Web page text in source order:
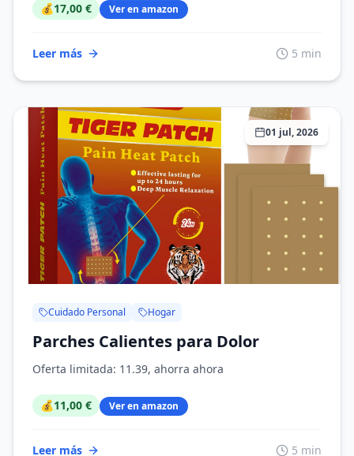
💰17,00 € Ver en amazon
Leer más 5 min
01 jul, 2026
Cuidado Personal Hogar
Parches Calientes para Dolor
Oferta limitada: 11.39, ahorra ahora
💰11,00 € Ver en amazon
Leer más 5 min